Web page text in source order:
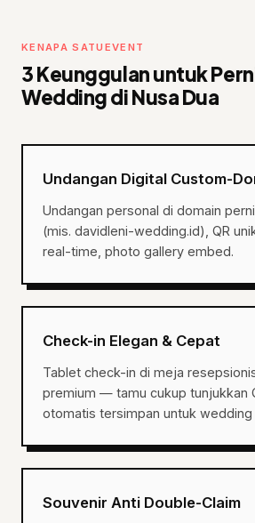
KENAPA SATUEVENT
3 Keunggulan untuk
Wedding di Nusa Dua
Undangan Digital Custom-
Undangan personal di domain
(mis. davidleni-wedding.id), QR
real-time, photo gallery embed.
Check-in Elegan & Cepat
Tablet check-in di meja
premium — tamu cukup tunjukkan
otomatis tersimpan untuk wedding
Souvenir Anti Double-Claim